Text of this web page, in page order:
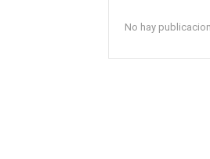
No hay